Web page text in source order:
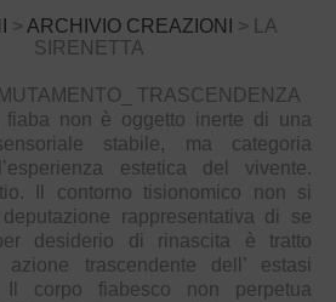
> ARCHIVIO CREAZIONI
> LA
SIRENETTA
TRASCENDENZA
fiaba non è oggetto inerte di una
stabile, ma categoria
estetica del vivente.
Il contorno tisionomico non si
rappresentativa di se
desiderio di rinascita è tratto
azione trascendente dell’ estasi
Il corpo fiabesco non perpetua